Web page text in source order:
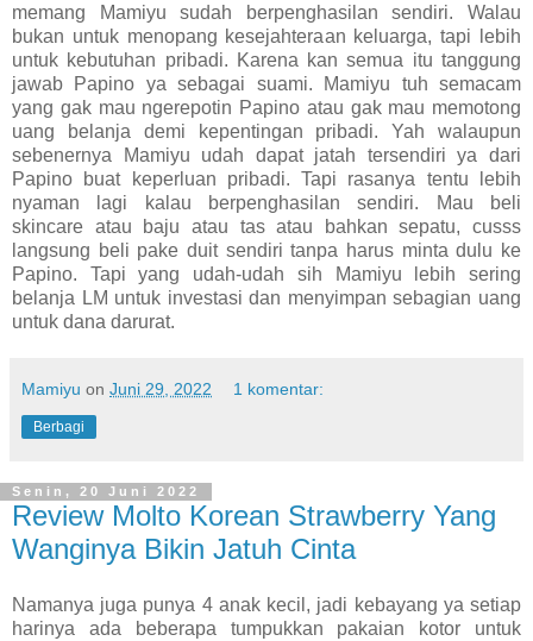
memang Mamiyu sudah berpenghasilan sendiri. Walau
bukan untuk menopang kesejahteraan keluarga, tapi lebih
untuk kebutuhan pribadi. Karena kan semua itu tanggung
jawab Papino ya sebagai suami. Mamiyu tuh semacam
yang gak mau ngerepotin Papino atau gak mau memotong
uang belanja demi kepentingan pribadi. Yah walaupun
sebenernya Mamiyu udah dapat jatah tersendiri ya dari
Papino buat keperluan pribadi. Tapi rasanya tentu lebih
nyaman lagi kalau berpenghasilan sendiri. Mau beli
skincare atau baju atau tas atau bahkan sepatu, cusss
langsung beli pake duit sendiri tanpa harus minta dulu ke
Papino. Tapi yang udah-udah sih Mamiyu lebih sering
belanja LM untuk investasi dan menyimpan sebagian uang
untuk dana darurat.
Mamiyu on Juni 29, 2022 1 komentar:
Berbagi
Senin, 20 Juni 2022
Review Molto Korean Strawberry Yang
Wanginya Bikin Jatuh Cinta
Namanya juga punya 4 anak kecil, jadi kebayang ya setiap
harinya ada beberapa tumpukkan pakaian kotor untuk